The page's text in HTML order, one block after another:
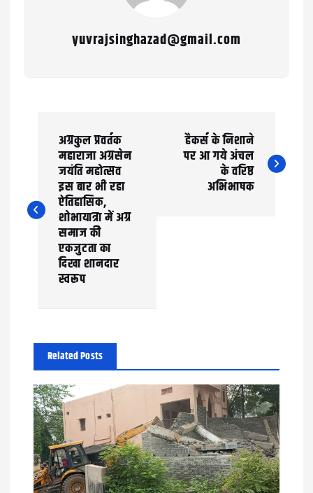
yuvrajsinghazad@gmail.com
t
g
a
o
अग्रकुल प्रवर्तक
महाराजा अग्रसेन
जयंति महोत्सव
इस बार भी रहा
ऐतिहासिक,
शोभायात्रा में अग्र
समाज की
एकजुटता का
दिखा शानदार
स्वरूप
हैकर्स के निशाने
पर आ गये अंचल
के वरिष्ठ
अभिभाषक
Related Posts